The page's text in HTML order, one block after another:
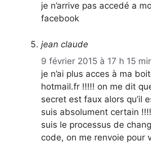
je n’arrive pas accedé a
facebook
jean claude
9 février 2015 à 17 h 15
je n’ai plus acces à ma
hotmail.fr !!!!! on me dit
secret est faux alors qu’il
suis absolument certain
suis le processus de
code, on me renvoie pour